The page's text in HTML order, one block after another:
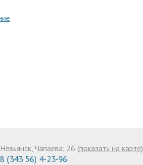
Невьянск, Чапаева, 26 (показать на карте)
8 (343 56) 4-23-96